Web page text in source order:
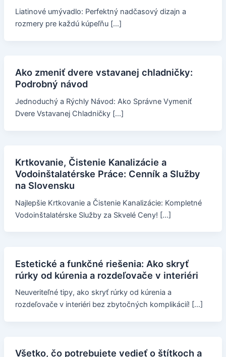
Liatinové umývadlo: Perfektný nadčasový dizajn a
rozmery pre každú kúpeľňu […]
Ako zmeniť dvere vstavanej chladničky:
Podrobný návod
Jednoduchý a Rýchly Návod: Ako Správne Vymeniť
Dvere Vstavanej Chladničky […]
Krtkovanie, Čistenie Kanalizácie a
Vodoinštalatérske Práce: Cenník a Služby
na Slovensku
Najlepšie Krtkovanie a Čistenie Kanalizácie: Kompletné
Vodoinštalatérske Služby za Skvelé Ceny! […]
Estetické a funkčné riešenia: Ako skryť
rúrky od kúrenia a rozdeľovače v interiéri
Neuveriteľné tipy, ako skryť rúrky od kúrenia a
rozdeľovače v interiéri bez zbytočných komplikácií! […]
Všetko, čo potrebujete vedieť o štítkoch a